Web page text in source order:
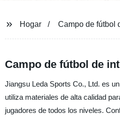
Hogar Campo de fútbol
Campo de fútbol de
Jiangsu Leda Sports Co., Ltd. es
utiliza materiales de alta calidad
jugadores de todos los niveles.